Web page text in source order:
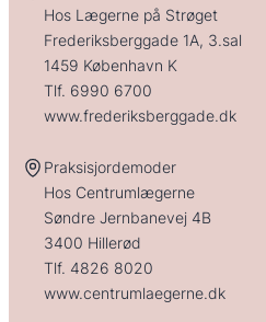
Hos Lægerne på Strøget
Frederiksberggade 1A, 3.sal
1459 København K
Tlf. 6990 6700
www.frederiksberggade.dk
Praksisjordemoder
Hos Centrumlægerne
Søndre Jernbanevej 4B
3400 Hillerød
Tlf. 4826 8020
www.centrumlaegerne.dk